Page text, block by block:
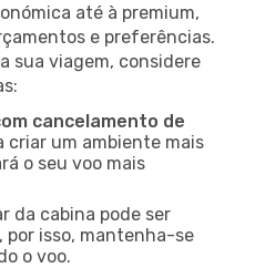
até à premium,
e preferências.
sua viagem, considere
cancelamento de
criar um ambiente mais
o seu voo mais
da cabina pode ser
isso, mantenha-se
o voo.